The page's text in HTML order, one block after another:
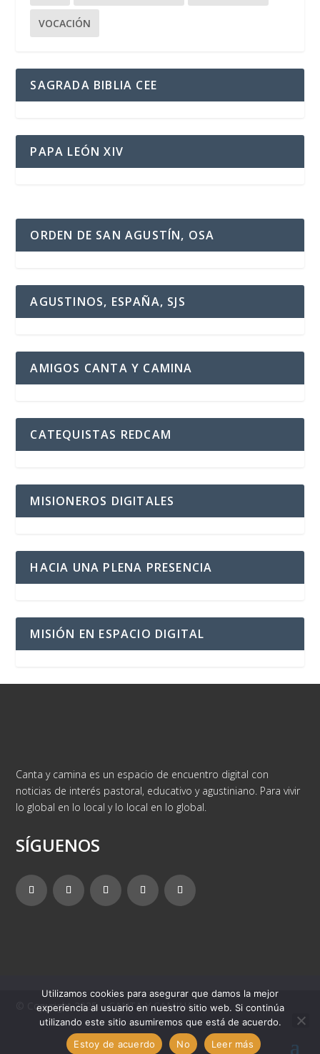
VOCACIÓN
SAGRADA BIBLIA CEE
PAPA LEÓN XIV
ORDEN DE SAN AGUSTÍN, OSA
AGUSTINOS, ESPAÑA, SJS
AMIGOS CANTA Y CAMINA
CATEQUISTAS REDCAM
MISIONEROS DIGITALES
HACIA UNA PLENA PRESENCIA
MISIÓN EN ESPACIO DIGITAL
Canta y camina es un espacio de encuentro digital con
noticias de interés pastoral, educativo y agustiniano. Para vivir
lo global en lo local y lo local en lo global.
SÍGUENOS
© Copyright 2025 – CANTA Y CAMINA
Utilizamos cookies para asegurar que damos la mejor
experiencia al usuario en nuestro sitio web. Si continúa
utilizando este sitio asumiremos que está de acuerdo.
Estoy de acuerdo
No Leer más